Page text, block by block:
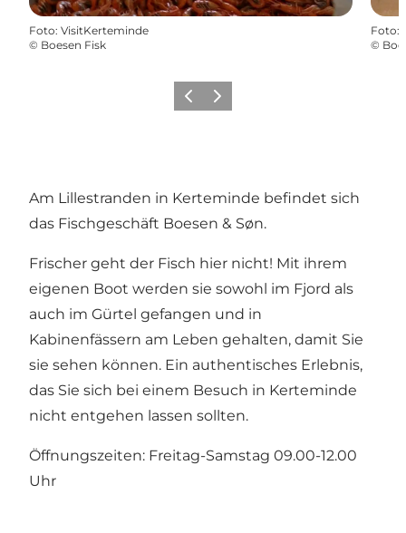
Foto: VisitKerteminde
© Boesen Fisk
Foto:
©
ZurückWeiter
Am Lillestranden in Kerteminde befindet sich
das Fischgeschäft Boesen & Søn.
Frischer geht der Fisch hier nicht! Mit ihrem
eigenen Boot werden sie sowohl im Fjord als
auch im Gürtel gefangen und in
Kabinenfässern am Leben gehalten, damit Sie
sie sehen können. Ein authentisches Erlebnis,
das Sie sich bei einem Besuch in Kerteminde
nicht entgehen lassen sollten.
Öffnungszeiten: Freitag-Samstag 09.00-12.00
Uhr